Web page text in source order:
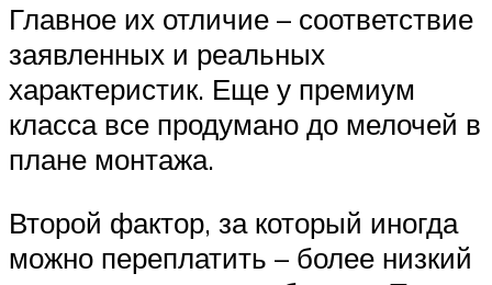
Главное их отличие – соответствие
заявленных и реальных
характеристик. Еще у премиум
класса все продумано до мелочей в
плане монтажа.
Второй фактор, за который иногда
можно переплатить – более низкий